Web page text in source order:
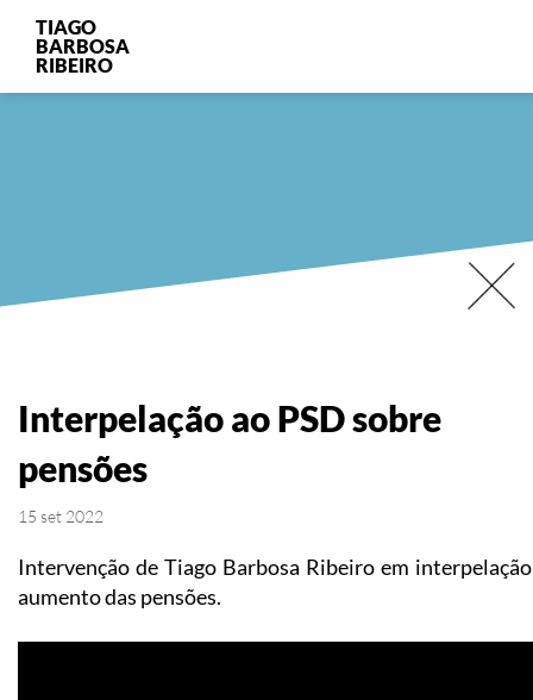
TIAGO
BARBOSA
RIBEIRO
Interpelação ao PSD sobre
pensões
15 set 2022
Intervenção de Tiago Barbosa Ribeiro em
aumento das pensões.